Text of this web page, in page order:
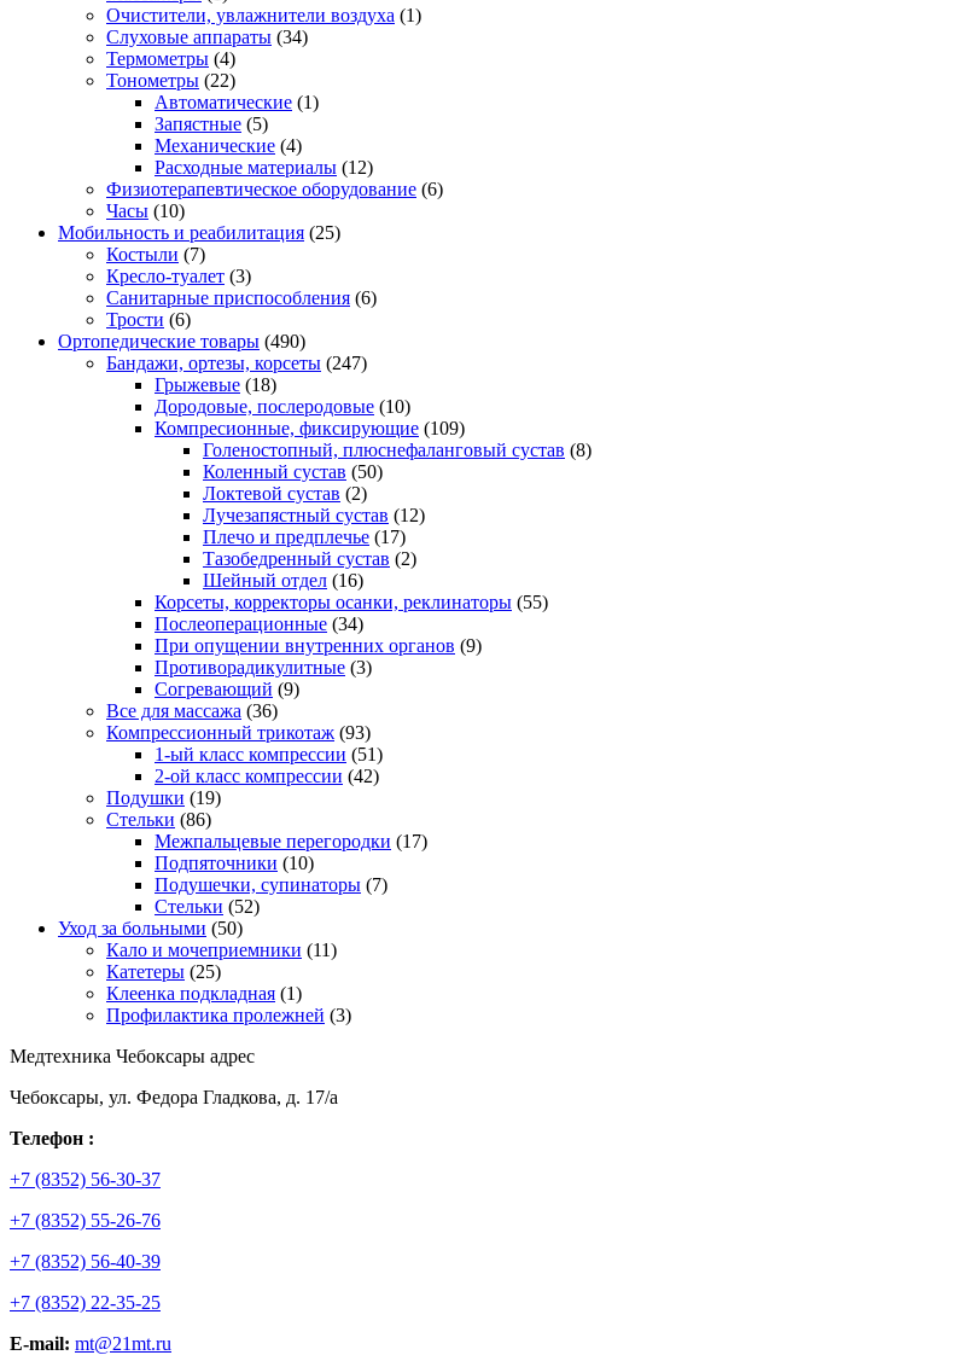
Очистители, увлажнители воздуха (1)
Слуховые аппараты (34)
Термометры (4)
Тонометры (22)
Автоматические (1)
Запястные (5)
Механические (4)
Расходные материалы (12)
Физиотерапевтическое оборудование (6)
Часы (10)
Мобильность и реабилитация (25)
Костыли (7)
Кресло-туалет (3)
Санитарные приспособления (6)
Трости (6)
Ортопедические товары (490)
Бандажи, ортезы, корсеты (247)
Грыжевые (18)
Дородовые, послеродовые (10)
Компресионные, фиксирующие (109)
Голеностопный, плюснефаланговый сустав (8)
Коленный сустав (50)
Локтевой сустав (2)
Лучезапястный сустав (12)
Плечо и предплечье (17)
Тазобедренный сустав (2)
Шейный отдел (16)
Корсеты, корректоры осанки, реклинаторы (55)
Послеоперационные (34)
При опущении внутренних органов (9)
Противорадикулитные (3)
Согревающий (9)
Все для массажа (36)
Компрессионный трикотаж (93)
1-ый класс компрессии (51)
2-ой класс компрессии (42)
Подушки (19)
Стельки (86)
Межпальцевые перегородки (17)
Подпяточники (10)
Подушечки, супинаторы (7)
Стельки (52)
Уход за больными (50)
Кало и мочеприемники (11)
Катетеры (25)
Клеенка подкладная (1)
Профилактика пролежней (3)
Медтехника Чебоксары адрес
Чебоксары, ул. Федора Гладкова, д. 17/а
Телефон :
+7 (8352) 56-30-37
+7 (8352) 55-26-76
+7 (8352) 56-40-39
+7 (8352) 22-35-25
E-mail: mt@21mt.ru